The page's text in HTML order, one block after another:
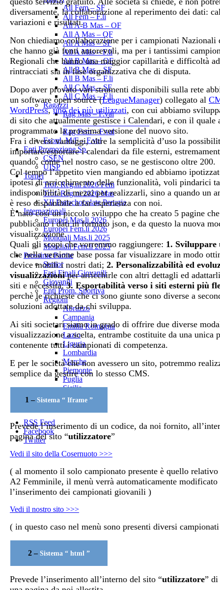
All Fem – SF
All Fem – F.li
All A-B Mas – OF
All A Mas – QF
All A Mas – SF
All A Mas – F.li
All B Mas – QF
All B Mas – SF
All B Mas – F.li
All C Mas – SF
All C Mas – F.li
Ragazzi
Rag Mas – F.val
______________________
Rag Fem – F.val
Esord. M/F – F.val
Enti Promozione Sp.
CSEN
UISP
Tornei
Trof. Reg.ni 2026 Fem
Trof. Reg.ni 2026 Mas
XII Eurochocolate Perugia
Internazionali
Europei Mas.li 2026
Europei Fem.li 2026
Mondiali Mas.li 2025
Mondiali Fem.li 2025
Prossime Partite
Senior
Fasi Finali Giovanili
Giovanili
Enti Prom. Sportiva
Regioni
Abruzzo
Campania
Emilia Romagna
Lazio
Liguria
Lombardia
Marche
Piemonte
Puglia
Sicilia
Toscana
RSS Feed
Facebook
Twitter
diversamente, la collaborazione al reperimento dei dati:
variazioni e risultati.
Non chiediamo collaborazione per i campionati Nazionali
che hanno già fonti autorevoli, ma per i tantissimi
Regionali che hanno una maggior capillarità e difficoltà ad
rintracciati sia in fase organizzativa che di disputa.
Dopo aver provato vari strumenti disponibili sulla rete
un software open source (LeagueManager) collegato al
WordPress,uno dei più utilizzati, con cui abbiamo
di sito che attualmente gestisce i Calendari, e con il quale
programmato la prossima versione del nuovo sito.
Fra i diversi vantaggi, oltre la semplicità d’uso la
importare/esportare i calendari da file esterni,
quando, come nel nostro caso, se ne gestiscono oltre 200.
Col tempo l’appetito vien mangiando ed abbiamo
ipotesi di arricchimento delle funzionalità, voli pindarici
indisponibilità di mezzi per realizzarli, sino a quando un
è reso disponibile a far esperienza con noi.
È nato così un piccolo sviluppo che ha creato 5 pagine che
pubblicano i dati in formato json, e da questo la nuova
visualizzazione.
Quali gli scopi che vorremmo raggiungere: 1. Sviluppare
che nella versione base possa far visualizzare in modo
device mobili i nostri dati; 2. Personalizzabilità ed
visualizzazioniper arricchirle con altri dettagli ed
siti e necessità;3. Esportabilità verso i siti esterni più
perchè le richieste che ci sono giunte sono diverse a
soluzioni adottate da chi sviluppa.
Ai siti societari siamo in grado di offrire due diverse
visualizzazione a scelta, entrambe costituite da una unica
contenente tutti i campionati di competenza.
E per le società che non avessero un sito, potremmo
semplice da gestire con lo stesso CMS.
1 – Sistema “ Iframe ”
Prevede l’inserimento di un codice, da noi fornito,
pagina del sito “utilizzatore”
Vedi il sito della Cosernuoto >>>
( al momento il solo campionato presente è quello relativo
A2 Femminile, il menù verrà automaticamente modificato
l’inserimento dei campionati giovanili )
Vedi il nostro sito >>>
( in questo caso nel menù sono presenti diversi
2 – Sistema “ html ”
Prevede l’inserimento all’interno del sito “utilizzatore”